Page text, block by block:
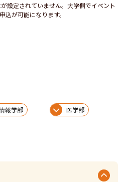
設定されていません。大学側でイベント
込が可能になります。
報学部 医学部